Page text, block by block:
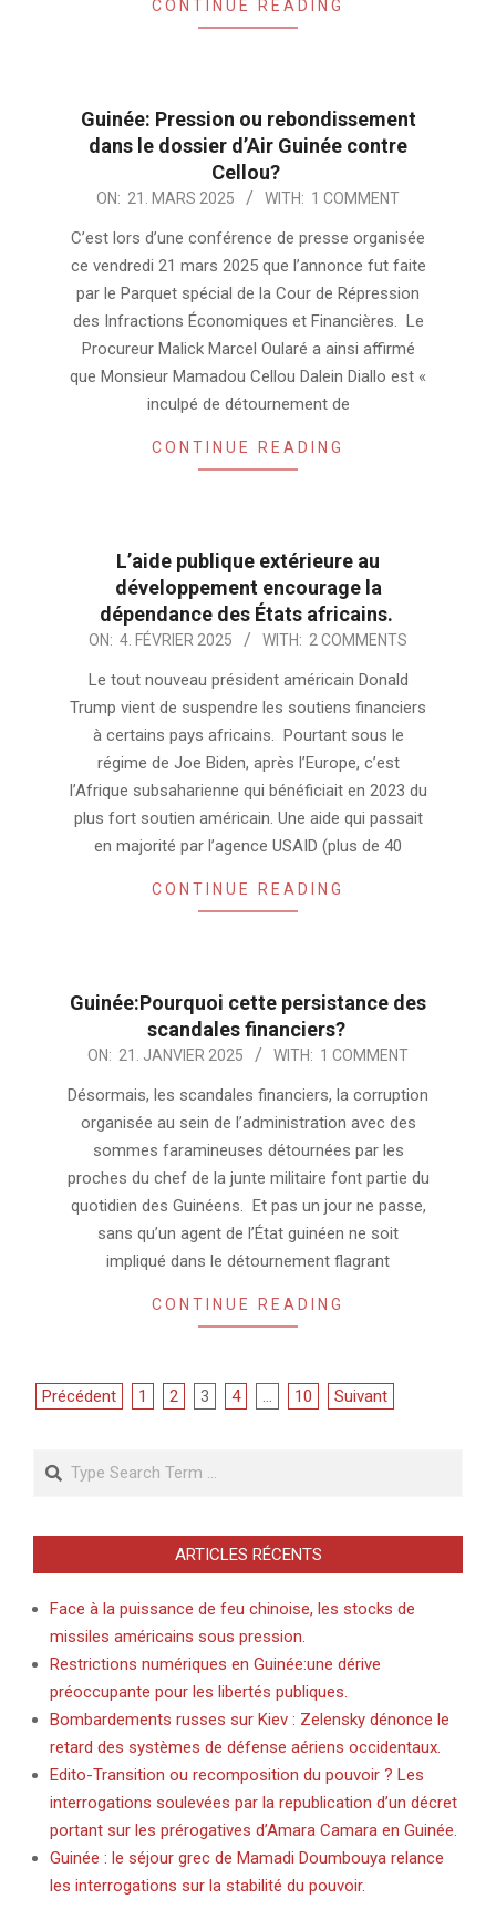
CONTINUE READING
Guinée: Pression ou rebondissement
dans le dossier d’Air Guinée contre
Cellou?
2025-ON: 21. MARS 2025 WITH: 1 COMMENT
C’est lors d’une conférence de presse organisée
ce vendredi 21 mars 2025 que l’annonce fut faite
par le Parquet spécial de la Cour de Répression
des Infractions Économiques et Financières. Le
Procureur Malick Marcel Oularé a ainsi affirmé
que Monsieur Mamadou Cellou Dalein Diallo est «
inculpé de détournement de
CONTINUE READING
L’aide publique extérieure au
développement encourage la
dépendance des États africains.
2025-
ON: 4. FÉVRIER 2025 WITH: 2 COMMENTS
Le tout nouveau président américain Donald
Trump vient de suspendre les soutiens financiers
à certains pays africains. Pourtant sous le
régime de Joe Biden, après l’Europe, c’est
l’Afrique subsaharienne qui bénéficiait en 2023 du
plus fort soutien américain. Une aide qui passait
en majorité par l’agence USAID (plus de 40
CONTINUE READING
Guinée:Pourquoi cette persistance des
scandales financiers?
2025-
ON: 21. JANVIER 2025 WITH: 1 COMMENT
Désormais, les scandales financiers, la corruption
organisée au sein de l’administration avec des
sommes faramineuses détournées par les
proches du chef de la junte militaire font partie du
quotidien des Guinéens. Et pas un jour ne passe,
sans qu’un agent de l’État guinéen ne soit
impliqué dans le détournement flagrant
CONTINUE READING
Pagination
publications
Précédent 1 2 3 4 … 10 Suivant
Search
ARTICLES RÉCENTS
Face à la puissance de feu chinoise, les stocks de
missiles américains sous pression.
Restrictions numériques en Guinée:une dérive
préoccupante pour les libertés publiques.
Bombardements russes sur Kiev : Zelensky dénonce le
retard des systèmes de défense aériens occidentaux.
Edito-Transition ou recomposition du pouvoir ? Les
interrogations soulevées par la republication d’un décret
portant sur les prérogatives d’Amara Camara en Guinée.
Guinée : le séjour grec de Mamadi Doumbouya relance
les interrogations sur la stabilité du pouvoir.